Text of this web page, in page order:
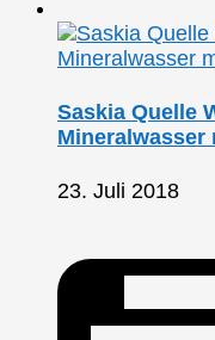
Saskia Quelle
Mineralwasser
23. Juli 2018